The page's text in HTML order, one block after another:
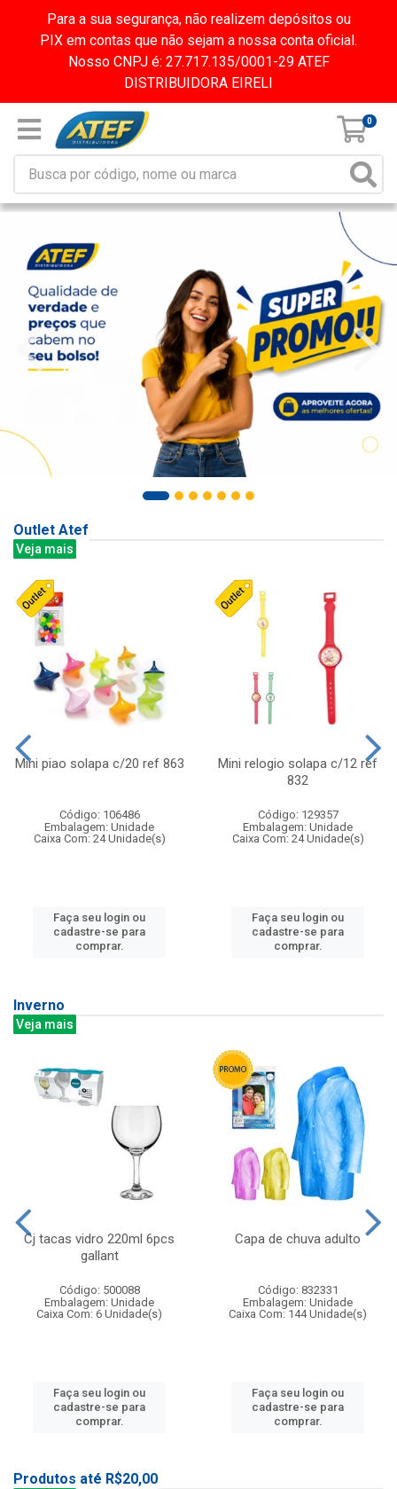
Para a sua segurança, não realizem depósitos ou
PIX em contas que não sejam a nossa conta oficial.
Nosso CNPJ é: 27.717.135/0001-29 ATEF
DISTRIBUIDORA EIRELI
0
Outlet Atef
Veja mais
Mini piao solapa c/20 ref 863
Código: 106486
Embalagem: Unidade
Caixa Com: 24 Unidade(s)
Faça seu login ou
cadastre-se para
comprar.
Mini relogio solapa c/12 ref
832
Código: 129357
Embalagem: Unidade
Caixa Com: 24 Unidade(s)
Faça seu login ou
cadastre-se para
comprar.
Inverno
Veja mais
Cj tacas vidro 220ml 6pcs
gallant
Código: 500088
Embalagem: Unidade
Caixa Com: 6 Unidade(s)
Faça seu login ou
cadastre-se para
comprar.
Capa de chuva adulto
Código: 832331
Embalagem: Unidade
Caixa Com: 144 Unidade(s)
Faça seu login ou
cadastre-se para
comprar.
Produtos até R$20,00